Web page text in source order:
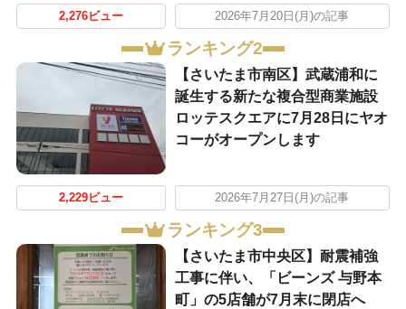
2,276ビュー 2026年7月20日(月)の記事
ランキング2
【さいたま市南区】武蔵浦和に
誕生する新たな複合型商業施設
ロッテスクエアに7月28日にヤオ
コーがオープンします
2,229ビュー 2026年7月27日(月)の記事
ランキング3
【さいたま市中央区】耐震補強
工事に伴い、「ビーンズ 与野本
町」の5店舗が7月末に閉店へ